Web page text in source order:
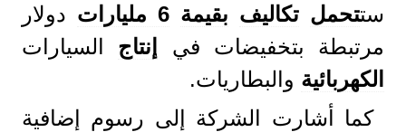
ستتحمل تكاليف بقيمة 6 مليارات
دولار
مرتبطة بتخفيضات في
إنتاج السيارات
الكهربائية والبطاريات.
كما أشارت الشركة إلى رسوم إضافية